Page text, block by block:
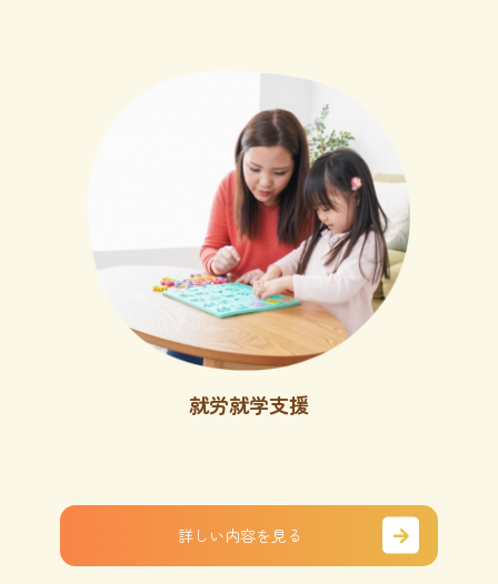
就労就学支援
詳しい内容を見る